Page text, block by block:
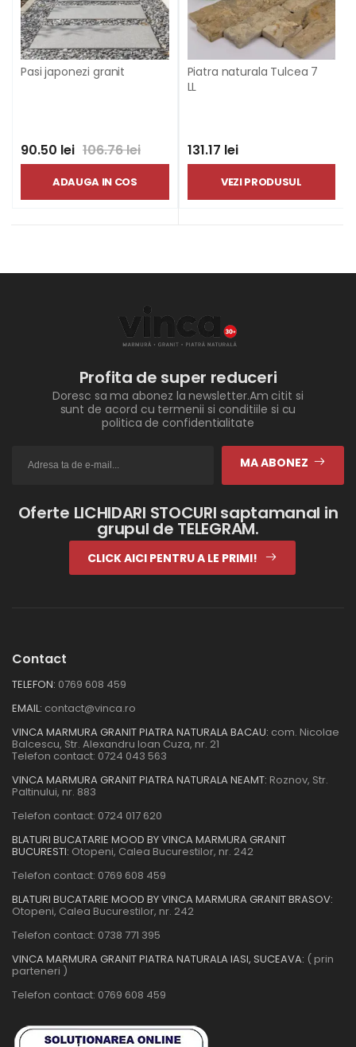
Pasi japonezi granit
90.50 lei 106.76 lei
ADAUGA IN COS
Piatra naturala Tulcea 7
LL
131.17 lei
VEZI PRODUSUL
Profita de super reduceri
Doresc sa ma abonez la newsletter.Am citit si
sunt de acord cu termenii si conditiile si cu
politica de confidentialitate
MA ABONEZ
Oferte LICHIDARI STOCURI saptamanal in
grupul de TELEGRAM.
CLICK AICI PENTRU A LE PRIMI!
Contact
TELEFON: 0769 608 459
EMAIL: contact@vinca.ro
VINCA MARMURA GRANIT PIATRA NATURALA BACAU: com. Nicolae
Balcescu, Str. Alexandru Ioan Cuza, nr. 21
Telefon contact: 0724 043 563
VINCA MARMURA GRANIT PIATRA NATURALA NEAMT: Roznov, Str.
Paltinului, nr. 883
Telefon contact: 0724 017 620
BLATURI BUCATARIE MOOD BY VINCA MARMURA GRANIT
BUCURESTI: Otopeni, Calea Bucurestilor, nr. 242
Telefon contact: 0769 608 459
BLATURI BUCATARIE MOOD BY VINCA MARMURA GRANIT BRASOV:
Otopeni, Calea Bucurestilor, nr. 242
Telefon contact: 0738 771 395
VINCA MARMURA GRANIT PIATRA NATURALA IASI, SUCEAVA: ( prin
parteneri )
Telefon contact: 0769 608 459